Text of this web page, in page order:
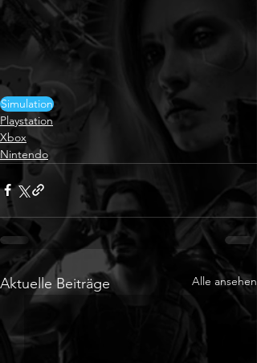
Simulation
Playstation
Xbox
Nintendo
Aktuelle Beiträge Alle ansehen